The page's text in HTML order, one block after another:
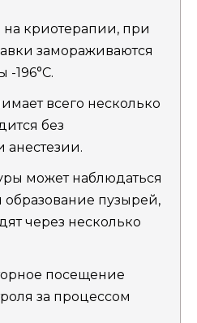
криотерапии, при
замораживаются
-196°C.
всего несколько
без
анестезии.
может наблюдаться
пузырей,
через несколько
посещение
за процессом